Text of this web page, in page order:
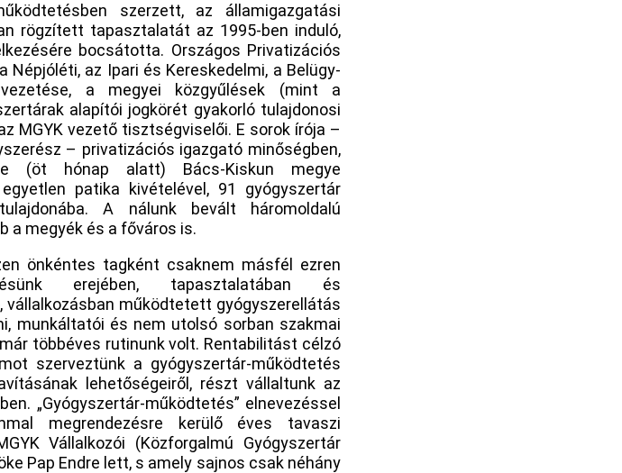
szerzett, az államigazgatási
rögzített tapasztalatát az 1995-ben induló,
bocsátotta. Országos Privatizációs
az Ipari és Kereskedelmi, a Belügy-
a megyei közgyűlések (mint a
alapítói jogkörét gyakorló tulajdonosi
MGYK vezető tisztségviselői. E sorok írója –
– privatizációs igazgató minőségben,
(öt hónap alatt) Bács-Kiskun megye
patika kivételével, 91 gyógyszertár
A nálunk bevált háromoldalú
a megyék és a főváros is.
önkéntes tagként csaknem másfél ezren
erejében, tapasztalatában és
vállalkozásban működtetett gyógyszerellátás
munkáltatói és nem utolsó sorban szakmai
többéves rutinunk volt. Rentabilitást célzó
szerveztünk a gyógyszertár-működtetés
lehetőségeiről, részt vállaltunk az
„Gyógyszertár-működtetés” elnevezéssel
megrendezésre kerülő éves tavaszi
Vállalkozói (Közforgalmú Gyógyszertár
Pap Endre lett, s amely sajnos csak néhány